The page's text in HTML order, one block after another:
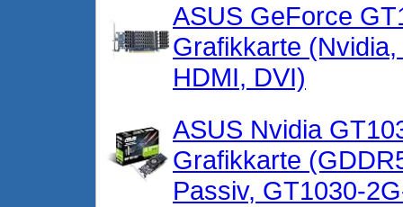
ASUS GeForce
Grafikkarte
HDMI, DVI)
ASUS Nvidia
Grafikkarte
Passiv, GT1030-